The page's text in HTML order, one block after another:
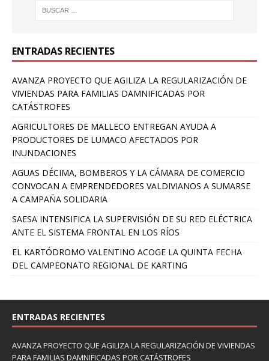
ENTRADAS RECIENTES
AVANZA PROYECTO QUE AGILIZA LA REGULARIZACIÓN DE
VIVIENDAS PARA FAMILIAS DAMNIFICADAS POR
CATÁSTROFES
AGRICULTORES DE MALLECO ENTREGAN AYUDA A
PRODUCTORES DE LUMACO AFECTADOS POR
INUNDACIONES
AGUAS DÉCIMA, BOMBEROS Y LA CÁMARA DE COMERCIO
CONVOCAN A EMPRENDEDORES VALDIVIANOS A SUMARSE
A CAMPAÑA SOLIDARIA
SAESA INTENSIFICA LA SUPERVISIÓN DE SU RED ELÉCTRICA
ANTE EL SISTEMA FRONTAL EN LOS RÍOS
EL KARTÓDROMO VALENTINO ACOGE LA QUINTA FECHA
DEL CAMPEONATO REGIONAL DE KARTING
ENTRADAS RECIENTES
AVANZA PROYECTO QUE AGILIZA LA REGULARIZACIÓN DE VIVIENDAS
PARA FAMILIAS DAMNIFICADAS POR CATÁSTROFES